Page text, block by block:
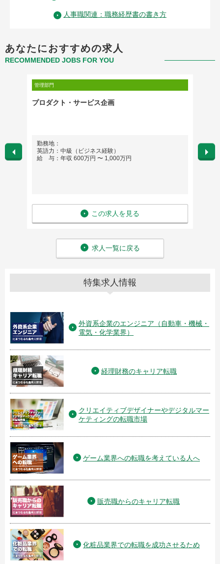
人事職関連：職務経歴書の書き方
あなたにおすすめの求人
RECOMMENDED JOBS FOR YOU
管理部門
プロダクト・サービス企画
勤務地：
英語力：中級（ビジネス経験）
給 与：年収 600万円 〜 1,000万円
この求人を見る
勤務
英語
給
求人一覧に戻る
特集求人情報
外資系企業のエンジニア（自動車・機械・
電気・化学業界）
経理財務のキャリア転職
クリエイティブデザイナーやデジタルマー
ケティングの転職市場
ゲーム業界への転職を考えている人へ
販売職からのキャリア転職
化粧品業界での転職を成功させるため